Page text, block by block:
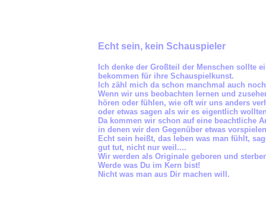
Echt sein, kein Schauspieler
Ich denke der Großteil der Menschen sollte
bekommen für ihre Schauspielkunst.
Ich zähl mich da schon manchmal auch
Wenn wir uns beobachten lernen und
hören oder fühlen, wie oft wir uns anders
oder etwas sagen als wir es eigentlich
Da kommen wir schon auf eine beachtliche
in denen wir den Gegenüber etwas
Echt sein heißt, das leben was man fühlt,
gut tut, nicht nur weil....
Wir werden als Originale geboren und
Werde was Du im Kern bist!
Nicht was man aus Dir machen will.